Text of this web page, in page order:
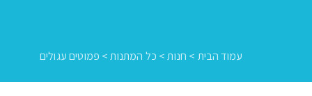
עמוד הבית > חנות> כל המתנות> פמוטים עגולים